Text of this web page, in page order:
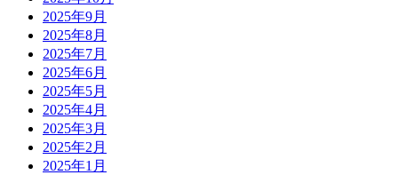
2025年9月
2025年8月
2025年7月
2025年6月
2025年5月
2025年4月
2025年3月
2025年2月
2025年1月